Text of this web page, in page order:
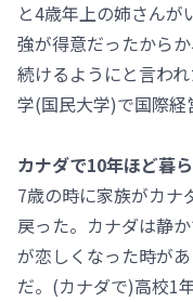
と4歳年上の姉さん
強が得意だったから
続けるようにと言わ
学(国民大学)で国際経
カナダで10年ほど暮ら
7歳の時に家族がカナ
戻った。カナダは静
が恋しくなった時が
だ。(カナダで)高校1